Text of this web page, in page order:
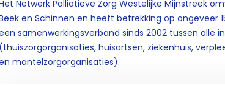
Netwerk Palliatieve Zorg Westelijke Mijnstreek
en Schinnen en heeft betrekking op ongeveer
samenwerkingsverband sinds 2002 tussen alle
(thuiszorgorganisaties, huisartsen, ziekenhuis,
mantelzorgorganisaties).